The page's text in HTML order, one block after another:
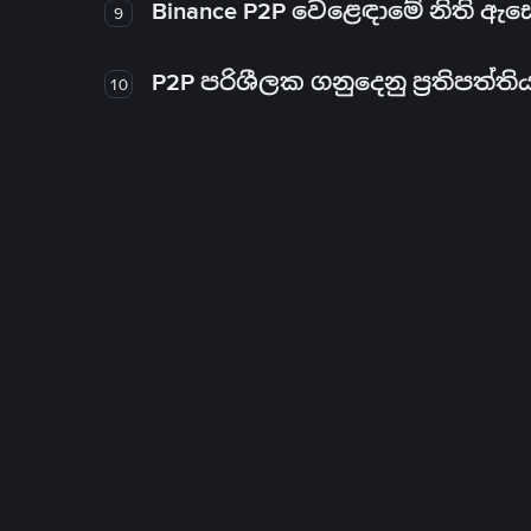
9 Binance P2P වෙළෙඳාමේ නිති
10 P2P පරිශීලක ගනුදෙනු